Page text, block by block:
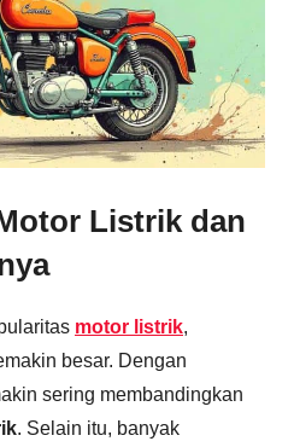
Listrik dan
motor listrik,
besar. Dengan
sering membandingkan
. Selain itu, banyak